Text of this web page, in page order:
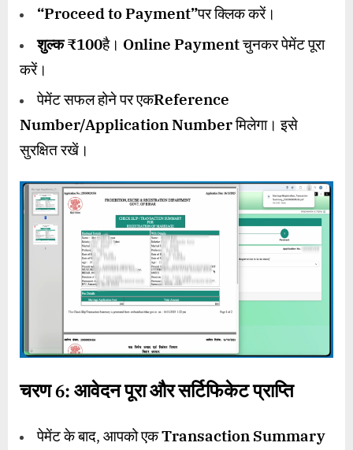
“Proceed to Payment”पर क्लिक करें।
शुल्क₹100है। Online Paymentचुनकर पेमेंट पूरा
करें।
पेमेंट सफल होने पर एकReference
Number/Application Numberमिलेगा। इसे
सुरक्षित रखें।
चरण6: आवेदन पूरा और सर्टिफिकेट प्राप्ति
पेमेंट के बाद, आपको एकTransaction Summary